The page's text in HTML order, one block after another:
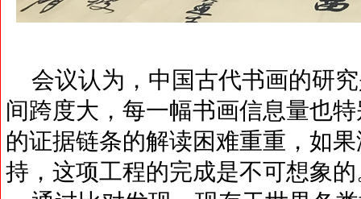
会议认为，中国古代书画的研
间跨度大，每一幅书画信息量也
的证据链条的解读困难重重，如
持，这项工程的完成是不可想象